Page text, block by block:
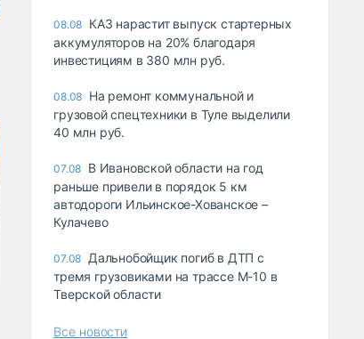
08.08 КАЗ нарастит выпуск стартерных
аккумуляторов на 20% благодаря
инвестициям в 380 млн руб.
08.08 На ремонт коммунальной и
грузовой спецтехники в Туле выделили
40 млн руб.
07.08 В Ивановской области на год
раньше привели в порядок 5 км
автодороги Ильинское-Хованское –
Кулачево
07.08 Дальнобойщик погиб в ДТП с
тремя грузовиками на трассе М-10 в
Тверской области
Все новости